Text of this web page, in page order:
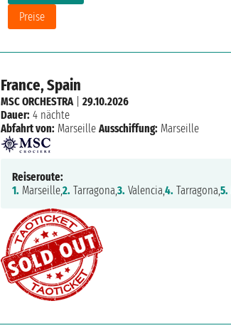
Preise
France, Spain
MSC ORCHESTRA|29.10.2026
Dauer: 4 nächte
Abfahrt von: Marseille Ausschiffung: Marseille
Reiseroute:
1. Marseille,2. Tarragona,3. Valencia,4. Tarragona,5.